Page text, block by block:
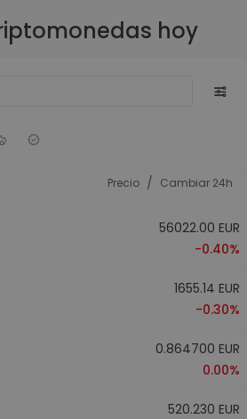
hoy
Precio / Cambiar 24h
56022.00 EUR
-0.40%
1655.14 EUR
-0.30%
0.864700 EUR
0.00%
520.230 EUR